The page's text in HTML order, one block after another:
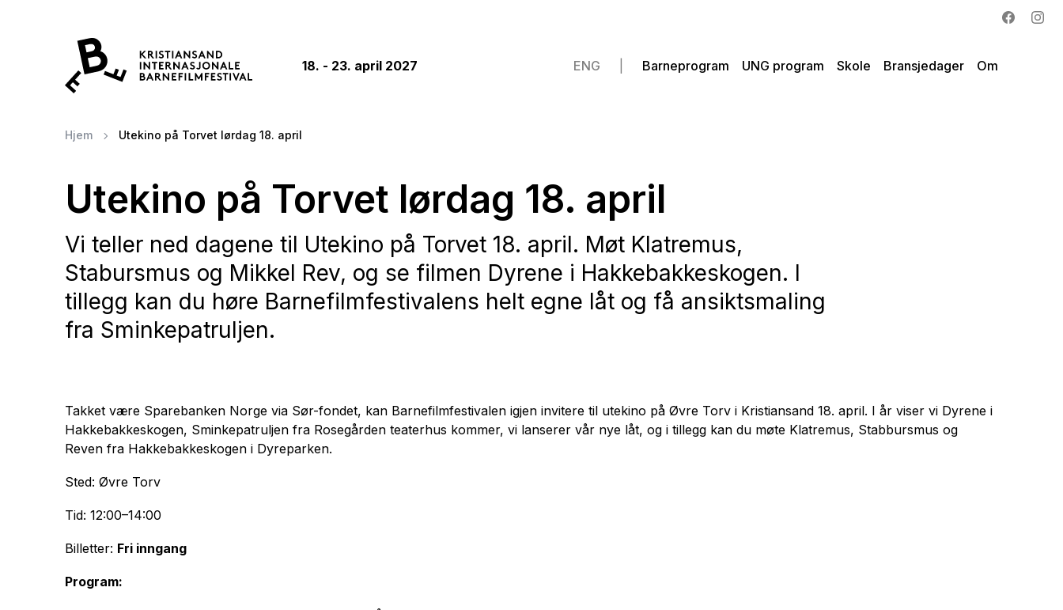
18. - 23. april 2027 ENG Barneprogram UNG program Skole Bransjedager Om
Hjem Utekino på Torvet lørdag 18. april
Utekino på Torvet lørdag 18. april
Vi teller ned dagene til Utekino på Torvet 18. april. Møt Klatremus,
Stabursmus og Mikkel Rev, og se filmen Dyrene i Hakkebakkeskogen. I
tillegg kan du høre Barnefilmfestivalens helt egne låt og få ansiktsmaling
fra Sminkepatruljen.
Takket være Sparebanken Norge via Sør-fondet, kan Barnefilmfestivalen igjen invitere til utekino på Øvre Torv i Kristiansand 18. april. I år viser vi Dyrene i
Hakkebakkeskogen, Sminkepatruljen fra Rosegården teaterhus kommer, vi lanserer vår nye låt, og i tillegg kan du møte Klatremus, Stabbursmus og
Reven fra Hakkebakkeskogen i Dyreparken.
Sted: Øvre Torv
Tid: 12:00–14:00
Billetter: Fri inngang
Program: